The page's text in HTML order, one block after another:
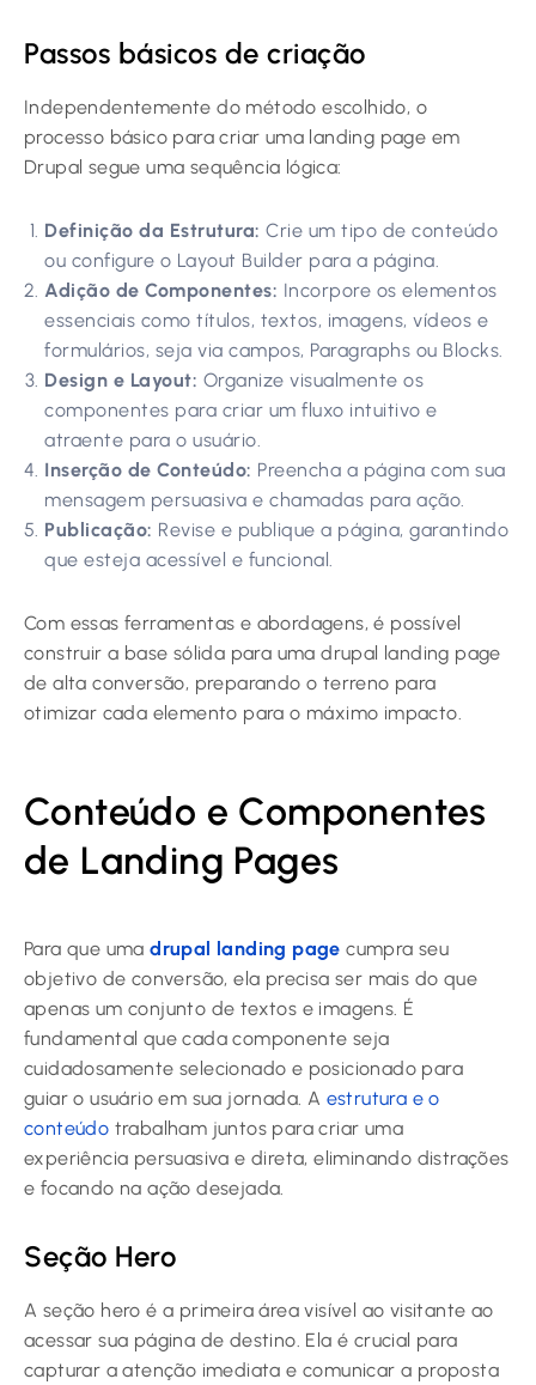
Passos básicos de criação
Independentemente do método escolhido, o
processo básico para criar uma landing page em
Drupal segue uma sequência lógica:
Definição da Estrutura: Crie um tipo de conteúdo
ou configure o Layout Builder para a página.
Adição de Componentes: Incorpore os elementos
essenciais como títulos, textos, imagens, vídeos e
formulários, seja via campos, Paragraphs ou Blocks.
Design e Layout: Organize visualmente os
componentes para criar um fluxo intuitivo e
atraente para o usuário.
Inserção de Conteúdo: Preencha a página com sua
mensagem persuasiva e chamadas para ação.
Publicação: Revise e publique a página, garantindo
que esteja acessível e funcional.
Com essas ferramentas e abordagens, é possível
construir a base sólida para uma drupal landing page
de alta conversão, preparando o terreno para
otimizar cada elemento para o máximo impacto.
Conteúdo e Componentes
de Landing Pages
Para que umadrupal landing page cumpra seu
objetivo de conversão, ela precisa ser mais do que
apenas um conjunto de textos e imagens. É
fundamental que cada componente seja
cuidadosamente selecionado e posicionado para
guiar o usuário em sua jornada. A estrutura e o
conteúdo trabalham juntos para criar uma
experiência persuasiva e direta, eliminando distrações
e focando na ação desejada.
Seção Hero
A seção hero é a primeira área visível ao visitante ao
acessar sua página de destino. Ela é crucial para
capturar a atenção imediata e comunicar a proposta